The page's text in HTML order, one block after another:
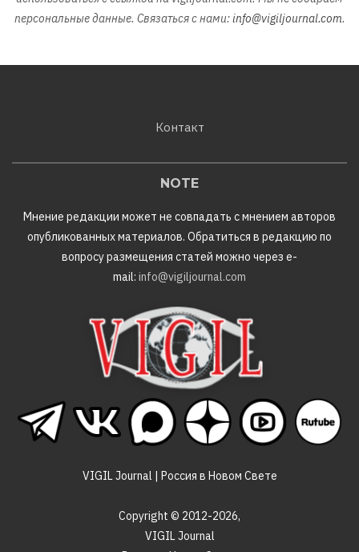
персональные данные. Связаться с нами:info@vigiljournal.com.
Контакт
NOTE
Мнение редакции может не совпадать с мнением авторов
опубликованных материалов. Обратиться в редакцию по
вопросу размещения статей можно через e-
mail: info@vigiljournal.com
VIGIL Journal | Россия в Новом Свете
Copyright © 2012-2026,
VIGIL Journal